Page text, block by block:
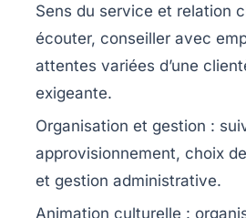
Sens du service et relation
écouter, conseiller avec
attentes variées d’une
exigeante.
Organisation et gestion :
approvisionnement, choix
et gestion administrative.
Animation culturelle :